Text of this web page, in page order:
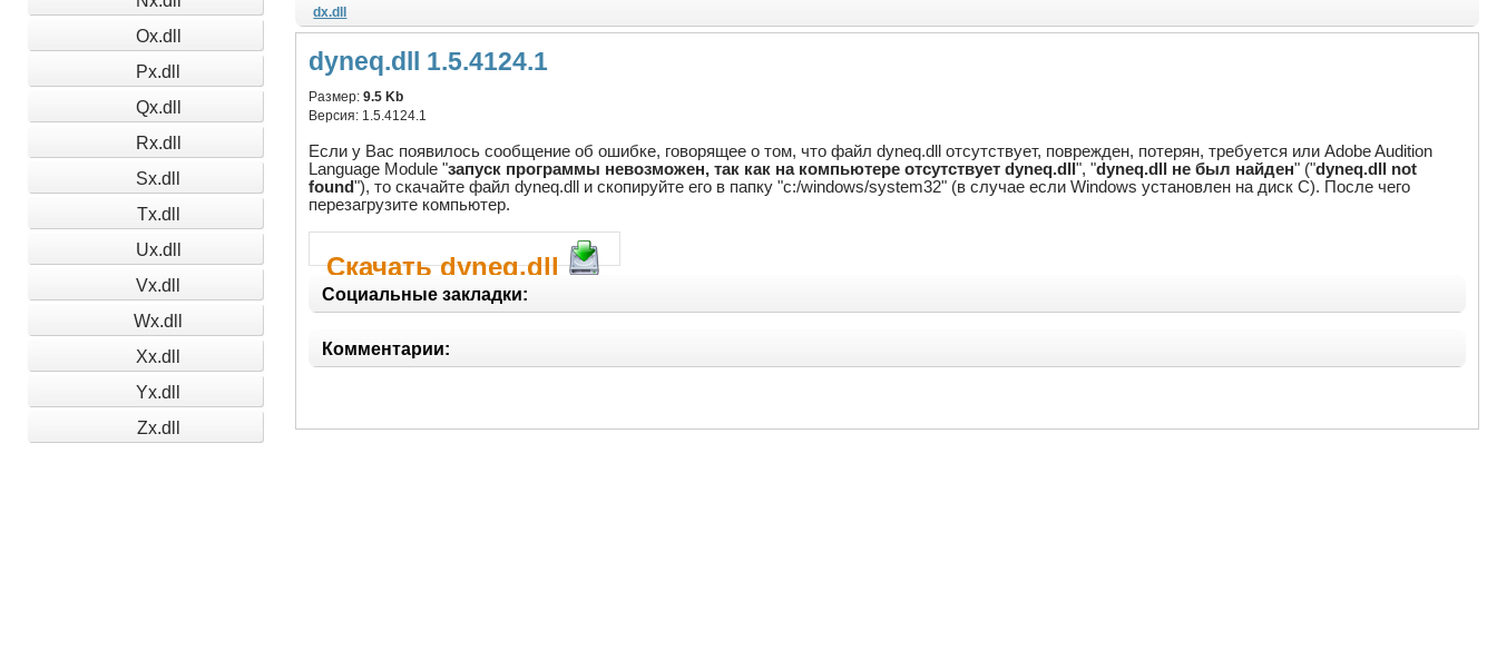
Ox.dll
Px.dll
Qx.dll
Rx.dll
Sx.dll
Tx.dll
Ux.dll
Vx.dll
Wx.dll
Xx.dll
Yx.dll
Zx.dll
dx.dll
dyneq.dll 1.5.4124.1
Размер:9.5 Kb
Версия: 1.5.4124.1
Если у Вас появилось сообщение об ошибке, говорящее о том, что файл dyneq.dll отсутствует, поврежден, потерян, требуется или Adobe Audition
Language Module "запуск программы невозможен, так как на компьютере отсутствует dyneq.dll", "dyneq.dll не был найден" ("dyneq.dll not
found"), то скачайте файл dyneq.dll и скопируйте его в папку "c:/windows/system32" (в случае если Windows установлен на диск C). После чего
перезагрузите компьютер.
Скачать dyneq.dll
Социальные закладки:
Комментарии: